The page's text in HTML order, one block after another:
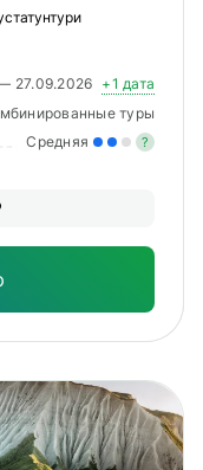
27.09.2026 +1 дата
туры
Средняя ?